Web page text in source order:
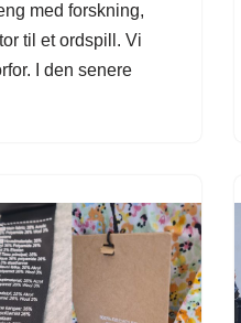
med forskning,
til et ordspill. Vi
I den senere